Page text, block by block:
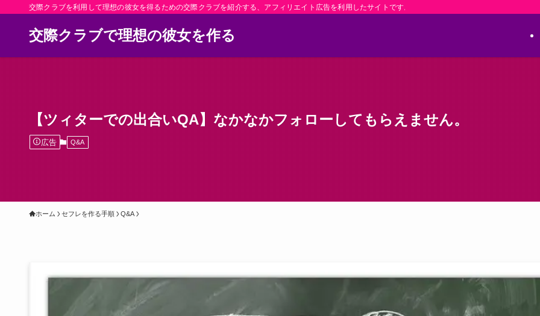
交際クラブを利用して理想の彼女を得るための交際クラブを紹介する、アフィリエイト広告を利用したサイトです。
交際クラブで理想の彼女を作る
【ツィターでの出合いQA】なかなかフォローしてもらえません。
広告 Q&A
ホーム セフレを作る手順 Q&A